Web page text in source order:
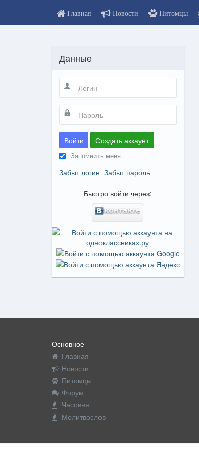
Главная Новости Питомцы
Данные
Войти Создать аккаунт
Запомнить меня
Забыт логин Забыт пароль
Быстро войти через:
Основное
Главная
Новости
Питомцы
Форум
Часовня
Молитвослов